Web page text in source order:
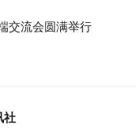
交流会圆满举行
社